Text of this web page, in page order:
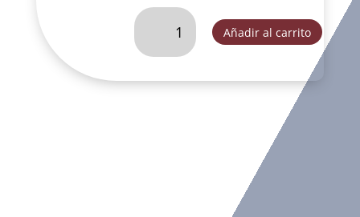
VIRGEN
GUADALUPE
MATIZADA
Añadir al carrito